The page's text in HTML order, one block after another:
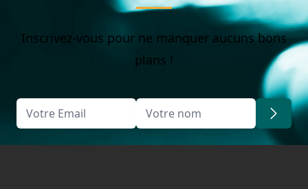
Inscrivez-vous pour ne manquer aucuns bons
plans !